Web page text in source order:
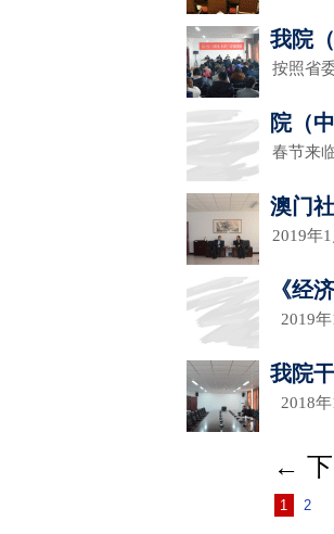
我院
按照省
院（
春节来
澳门
2019年
《经
2019
我院
2018
← 下
1 2